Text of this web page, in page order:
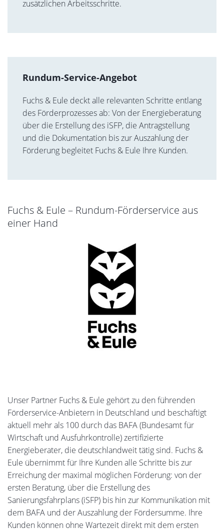
zusätzlichen Arbeitsschritte.
Rundum-Service-Angebot
Fuchs & Eule deckt alle relevanten Schritte entlang
des Förderprozesses ab: Von der Energieberatung
über die Erstellung des iSFP, die Antragstellung
und die Dokumentation bis zur Auszahlung der
Förderung begleitet Fuchs & Eule Ihre Kunden.
Fuchs & Eule – Rundum-Förderservice aus
einer Hand
Unser Partner Fuchs & Eule gehört zu den führenden
Förderservice-Anbietern in Deutschland und beschäftigt
aktuell mehr als 100 durch das BAFA (Bundesamt für
Wirtschaft und Ausfuhrkontrolle) zertifizierte
Energieberater, die deutschlandweit tätig sind. Fuchs &
Eule übernimmt für Ihre Kunden alle Schritte bis zur
Erreichung der maximal möglichen Förderung: von der
ersten Beratung, über die Erstellung des
Sanierungsfahrplans (iSFP) bis hin zur Kommunikation mit
dem BAFA und der Auszahlung der Fördersumme. Ihre
Kunden können ohne Wartezeit direkt mit dem ersten